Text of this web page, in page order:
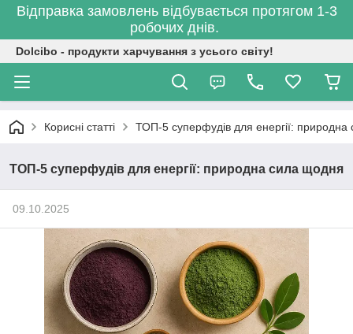
Відправка замовлень відбувається протягом 1-3
робочих днів.
Dolcibo - продукти харчування з усього світу!
Корисні статті ТОП-5 суперфудів для енергії:
ТОП-5 суперфудів для енергії: природна сила щодня
09.10.2025